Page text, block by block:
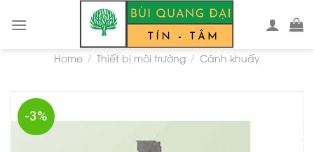
Home / Thiết bị môi trường / Cánh khuấy
-3%